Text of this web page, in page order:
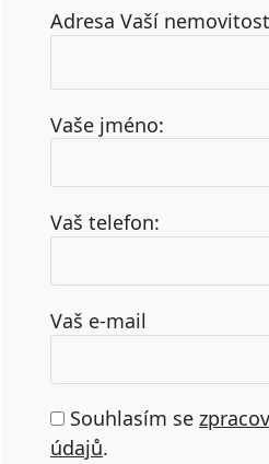
Adresa Vaší
Vaše jméno:
Vaš telefon:
Vaš e-mail
Souhlasím se
údajů.